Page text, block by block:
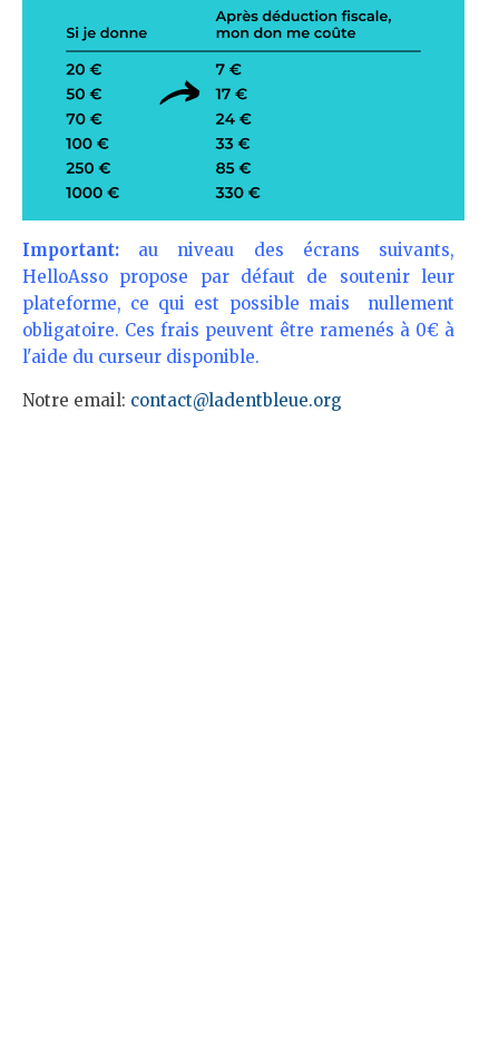
Important: au niveau des écrans suivants,
HelloAsso propose par défaut de soutenir leur
plateforme, ce qui est possible mais nullement
obligatoire. Ces frais peuvent être ramenés à 0€ à
l'aide du curseur disponible.
Notre email: contact@ladentbleue.org